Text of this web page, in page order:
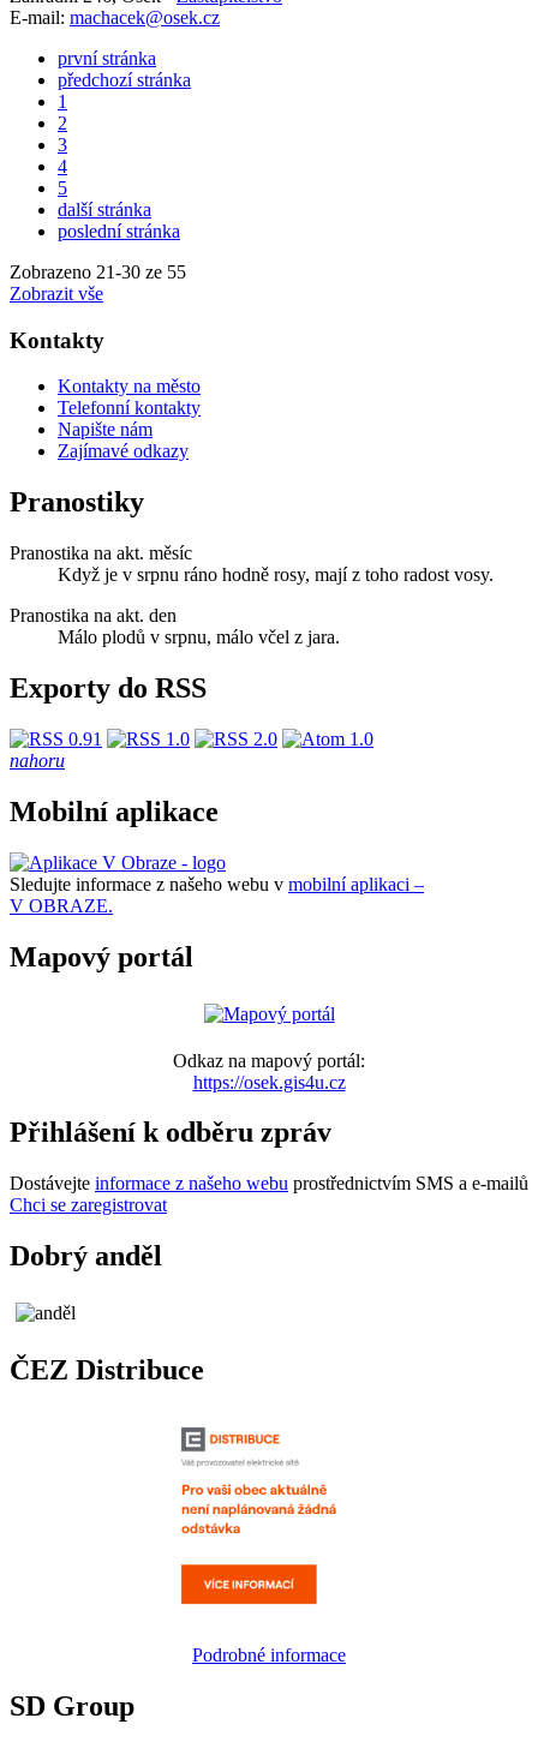
E-mail: machacek@osek.cz
první stránka
předchozí stránka
1
2
3
4
5
další stránka
poslední stránka
Zobrazeno 21-30 ze 55
Zobrazit vše
Kontakty
Kontakty na město
Telefonní kontakty
Napište nám
Zajímavé odkazy
Pranostiky
Pranostika na akt. měsíc
Když je v srpnu ráno hodně rosy, mají z toho radost vosy.
Pranostika na akt. den
Málo plodů v srpnu, málo včel z jara.
Exporty do RSS
nahoru
Mobilní aplikace
Sledujte informace z našeho webu v mobilní aplikaci –
V OBRAZE.
Mapový portál
Odkaz na mapový portál:
https://osek.gis4u.cz
Přihlášení k odběru zpráv
Dostávejte informace z našeho webu prostřednictvím SMS a e-mailů
Chci se zaregistrovat
Dobrý anděl
ČEZ Distribuce
Podrobné informace
SD Group